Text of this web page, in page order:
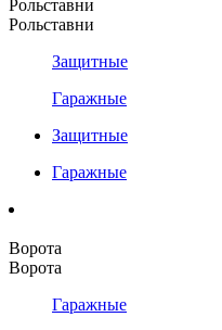
Рольставни
Рольставни
Защитные
Гаражные
Защитные
Гаражные
Ворота
Ворота
Гаражные